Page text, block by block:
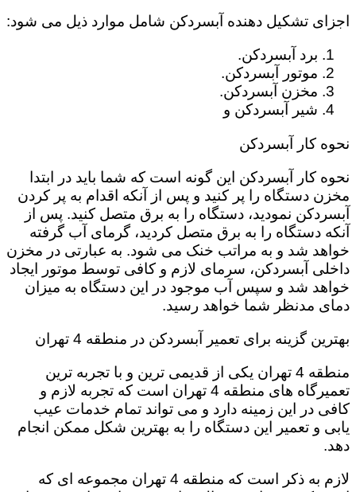
اجزای تشکیل دهنده آبسردکن شامل موارد ذیل می شود:
برد آبسردکن.
موتور آبسردکن.
مخزن آبسردکن.
شیر آبسردکن و
نحوه کار آبسردکن
نحوه کار آبسردکن این گونه است که شما باید در ابتدا
مخزن دستگاه را پر کنید و پس از آنکه اقدام به پر کردن
آبسردکن نمودید، دستگاه را به برق متصل کنید. پس از
آنکه دستگاه را به برق متصل کردید، گرمای آب گرفته
خواهد شد و به مراتب خنک می شود. به عبارتی در مخزن
داخلی آبسردکن، سرمای لازم و کافی توسط موتور ایجاد
خواهد شد و سپس آب موجود در این دستگاه به میزان
دمای مدنظر شما خواهد رسید.
بهترین گزینه برای تعمیر آبسردکن در منطقه 4 تهران
منطقه 4 تهران یکی از قدیمی ترین و با تجربه ترین
تعمیرگاه های منطقه 4 تهران است که تجربه لازم و
کافی در این زمینه دارد و می تواند تمام خدمات عیب
یابی و تعمیر این دستگاه را به بهترین شکل ممکن انجام
دهد.
لازم به ذکر است که منطقه 4 تهران مجموعه ای که